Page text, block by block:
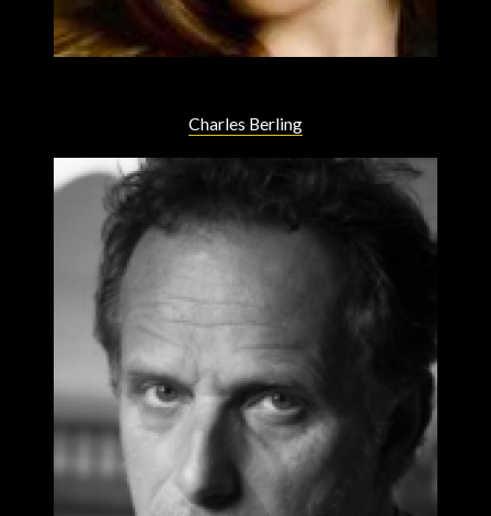
Charles Berling